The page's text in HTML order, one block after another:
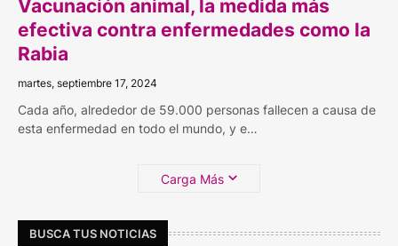
Vacunación animal, la medida más
efectiva contra enfermedades como la
Rabia
martes, septiembre 17, 2024
Cada año, alrededor de 59.000 personas fallecen a causa de
esta enfermedad en todo el mundo, y e…
Carga Más
BUSCA TUS NOTICIAS